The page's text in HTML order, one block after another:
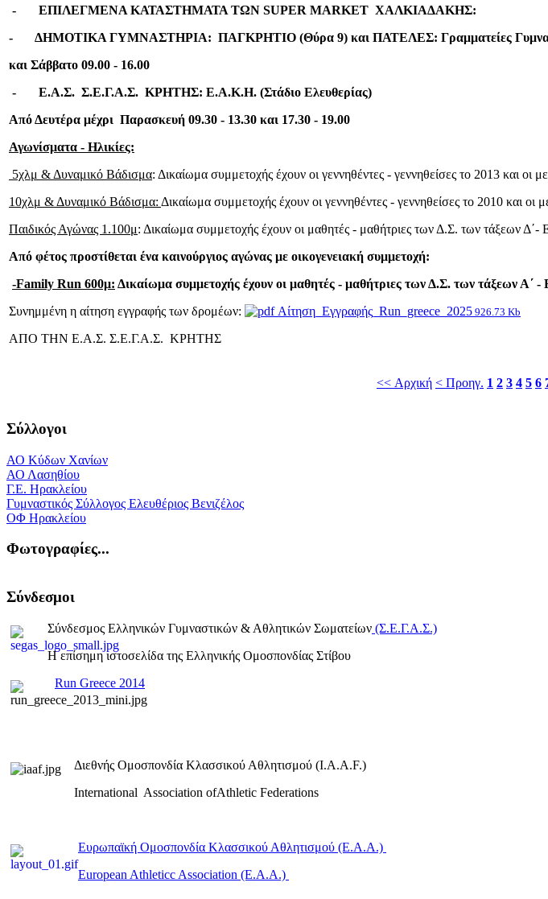
- ΕΠΙΛΕΓΜΕΝΑ ΚΑΤΑΣΤΗΜΑΤΑ ΤΩΝ SUPER MARKET ΧΑΛΚΙΑΔΑΚΗΣ:
- ΔΗΜΟΤΙΚΑ ΓΥΜΝΑΣΤΗΡΙΑ: ΠΑΓΚΡΗΤΙΟ (Θύρα 9) και ΠΑΤΕΛΕΣ: Γραμματείες
και Σάββατο 09.00 - 16.00
- Ε.Α.Σ. Σ.Ε.Γ.Α.Σ. ΚΡΗΤΗΣ: Ε.Α.Κ.Η. (Στάδιο Ελευθερίας)
Από Δευτέρα μέχρι Παρασκευή 09.30 - 13.30 και 17.30 - 19.00
Αγωνίσματα - Ηλικίες:
5χλμ & Δυναμικό Βάδισμα: Δικαίωμα συμμετοχής έχουν οι γεννηθέντες - γεννηθείσες το 2013 και οι
10χλμ & Δυναμικό Βάδισμα: Δικαίωμα συμμετοχής έχουν οι γεννηθέντες - γεννηθείσες το 2010 και οι
Παιδικός Αγώνας 1.100μ: Δικαίωμα συμμετοχής έχουν οι μαθητές - μαθήτριες των Δ.Σ. των τάξεων Δ΄-
Από φέτος προστίθεται ένα καινούργιος αγώνας με οικογενειακή συμμετοχή:
-Family Run 600μ: Δικαίωμα συμμετοχής έχουν οι μαθητές - μαθήτριες των Δ.Σ. των τάξεων Α΄ -
Συνημμένη η αίτηση εγγραφής των δρομέων:
Αίτηση_Εγγραφής_Run_greece_2025 926.73 Kb
ΑΠΟ ΤΗΝ Ε.Α.Σ. Σ.Ε.Γ.Α.Σ. ΚΡΗΤΗΣ
<< Αρχική < Προηγ. 1 2 3 4 5 6
Σύλλογοι
ΑΟ Κύδων Χανίων
ΑΟ Λασηθίου
Γ.Ε. Ηρακλείου
Γυμναστικός Σύλλογος Ελευθέριος Βενιζέλος
ΟΦ Ηρακλείου
Φωτογραφίες...
Σύνδεσμοι
Σύνδεσμος Ελληνικών Γυμναστικών & Αθλητικών Σωματείων (Σ.Ε.Γ.Α.Σ.)
Η επίσημη ιστοσελίδα της Ελληνικής Ομοσπονδίας Στίβου
Run Greece 2014
Διεθνής Ομοσπονδία Κλασσικού Αθλητισμού (I.A.A.F.)
International Association ofAthletic Federations
Ευρωπαϊκή Ομοσπονδία Κλασσικού Αθλητισμού (E.A.A.)
European Athleticc Association (E.A.A.)